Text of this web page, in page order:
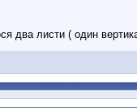
два листи ( один